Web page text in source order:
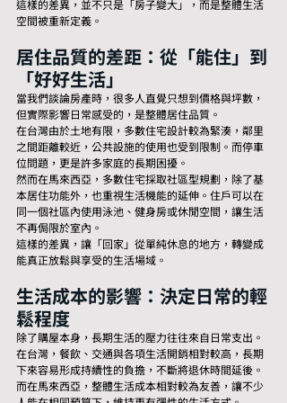
這樣的差異，並不只是「房子變大」，而是整體生活
空間被重新定義。
居住品質的差距：從「能住」到
「好好生活」
當我們談論房產時，很多人直覺只想到價格與坪數，
但實際影響日常感受的，是整體居住品質。
在台灣由於土地有限，多數住宅設計較為緊湊，鄰里
之間距離較近，公共設施的使用也受到限制。而停車
位問題，更是許多家庭的長期困擾。
然而在馬來西亞，多數住宅採取社區型規劃，除了基
本居住功能外，也重視生活機能的延伸。住戶可以在
同一個社區內使用泳池、健身房或休閒空間，讓生活
不再侷限於室內。
這樣的差異，讓「回家」從單純休息的地方，轉變成
能真正放鬆與享受的生活場域。
生活成本的影響：決定日常的輕
鬆程度
除了購屋本身，長期生活的壓力往往來自日常支出。
在台灣，餐飲、交通與各項生活開銷相對較高，長期
下來容易形成持續性的負擔，不斷將退休時間延後。
而在馬來西亞，整體生活成本相對較為友善，讓不少